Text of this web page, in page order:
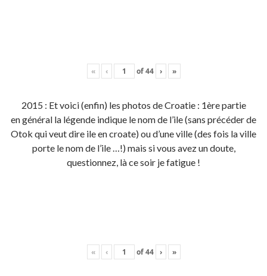
« ‹ of44 › »
2015 : Et voici (enfin) les photos de Croatie : 1ère partie
en général la légende indique le nom de l’ile (sans précéder de
Otok qui veut dire ile en croate) ou d’une ville (des fois la ville
porte le nom de l’ile …!) mais si vous avez un doute,
questionnez, là ce soir je fatigue !
« ‹ of44 › »